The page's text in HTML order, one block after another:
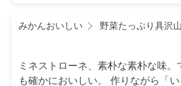
受講してよかったです✨ また次回以
みかんおいしい 野菜たっぷり具沢
ミネストローネ、素朴な素朴な味。
も確かにおいしい。 作りながら「い